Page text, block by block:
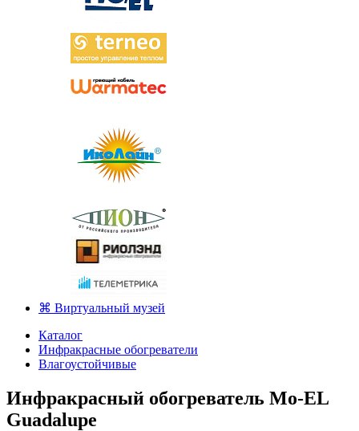
⌘ Виртуальный музей
Каталог
Инфракрасные обогреватели
Влагоустойчивые
Инфракрасный обогреватель Mo-EL
Guadalupe